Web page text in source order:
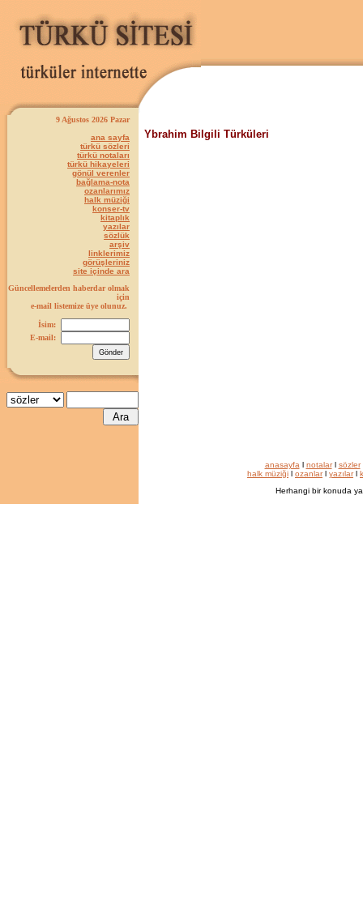
9 Ağustos 2026 Pazar
ana sayfa
türkü sözleri
türkü notaları
türkü hikayeleri
gönül verenler
bağlama-nota
ozanlarımız
halk müziği
konser-tv
kitaplık
yazılar
sözlük
arşiv
linklerimiz
görüşleriniz
site içinde ara
Güncellemelerden haberdar olmak
için
e-mail listemize üye olunuz.
İsim:
E-mail:
Ybrahim Bilgili Türküleri
anasayfa l notalarl sözler
halk müziği l ozanlarl yazılarl
Herhangi bir konuda